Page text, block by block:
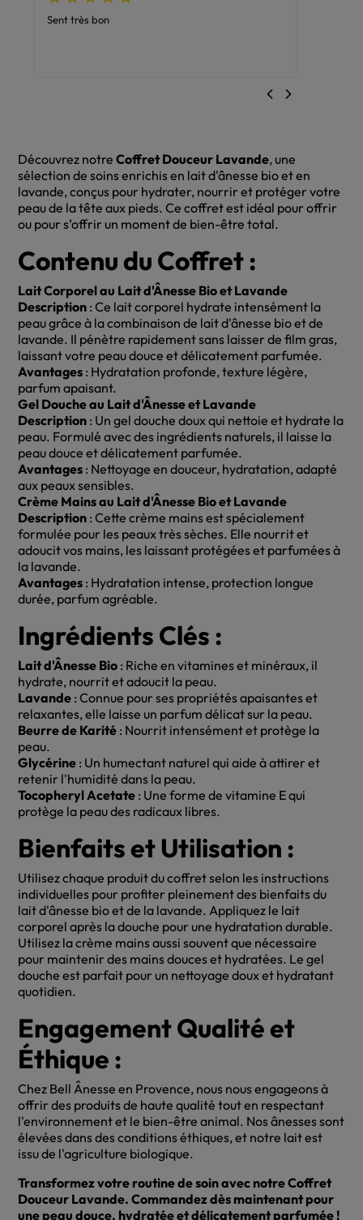
Sent très bon
Découvrez notre Coffret Douceur Lavande, une
sélection de soins enrichis en lait d'ânesse bio et en
lavande, conçus pour hydrater, nourrir et protéger votre
peau de la tête aux pieds. Ce coffret est idéal pour offrir
ou pour s’offrir un moment de bien-être total.
Contenu du Coffret :
Lait Corporel au Lait d'Ânesse Bio et Lavande
Description : Ce lait corporel hydrate intensément la
peau grâce à la combinaison de lait d'ânesse bio et de
lavande. Il pénètre rapidement sans laisser de film gras,
laissant votre peau douce et délicatement parfumée.
Avantages : Hydratation profonde, texture légère,
parfum apaisant.
Gel Douche au Lait d'Ânesse et Lavande
Description : Un gel douche doux qui nettoie et hydrate la
peau. Formulé avec des ingrédients naturels, il laisse la
peau douce et délicatement parfumée.
Avantages : Nettoyage en douceur, hydratation, adapté
aux peaux sensibles.
Crème Mains au Lait d'Ânesse Bio et Lavande
Description : Cette crème mains est spécialement
formulée pour les peaux très sèches. Elle nourrit et
adoucit vos mains, les laissant protégées et parfumées à
la lavande.
Avantages : Hydratation intense, protection longue
durée, parfum agréable.
Ingrédients Clés :
Lait d'Ânesse Bio : Riche en vitamines et minéraux, il
hydrate, nourrit et adoucit la peau.
Lavande : Connue pour ses propriétés apaisantes et
relaxantes, elle laisse un parfum délicat sur la peau.
Beurre de Karité : Nourrit intensément et protège la
peau.
Glycérine : Un humectant naturel qui aide à attirer et
retenir l'humidité dans la peau.
Tocopheryl Acetate : Une forme de vitamine E qui
protège la peau des radicaux libres.
Bienfaits et Utilisation :
Utilisez chaque produit du coffret selon les instructions
individuelles pour profiter pleinement des bienfaits du
lait d'ânesse bio et de la lavande. Appliquez le lait
corporel après la douche pour une hydratation durable.
Utilisez la crème mains aussi souvent que nécessaire
pour maintenir des mains douces et hydratées. Le gel
douche est parfait pour un nettoyage doux et hydratant
quotidien.
Engagement Qualité et
Éthique :
Chez Bell Ânesse en Provence, nous nous engageons à
offrir des produits de haute qualité tout en respectant
l'environnement et le bien-être animal. Nos ânesses sont
élevées dans des conditions éthiques, et notre lait est
issu de l'agriculture biologique.
Transformez votre routine de soin avec notre Coffret
Douceur Lavande. Commandez dès maintenant pour
une peau douce, hydratée et délicatement parfumée !